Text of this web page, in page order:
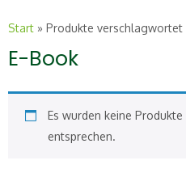
Start » Produkte verschlagwortet
E-Book
Es wurden keine
entsprechen.